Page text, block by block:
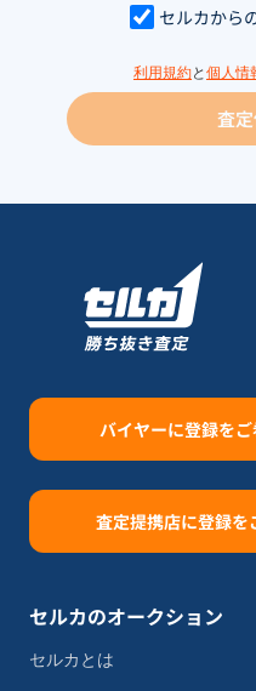
セルカから
利用規約と 個人情
査
バイヤーに登録を
査定提携店に登録を
セルカのオークション
セルカとは